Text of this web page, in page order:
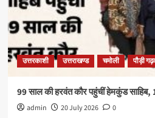
उत्तरकाशी उत्तराखण्ड चमोली पौड़ी
99 साल की हरवंत कौर पहुंचीं हेमकुंड
admin 20 July 2026 0